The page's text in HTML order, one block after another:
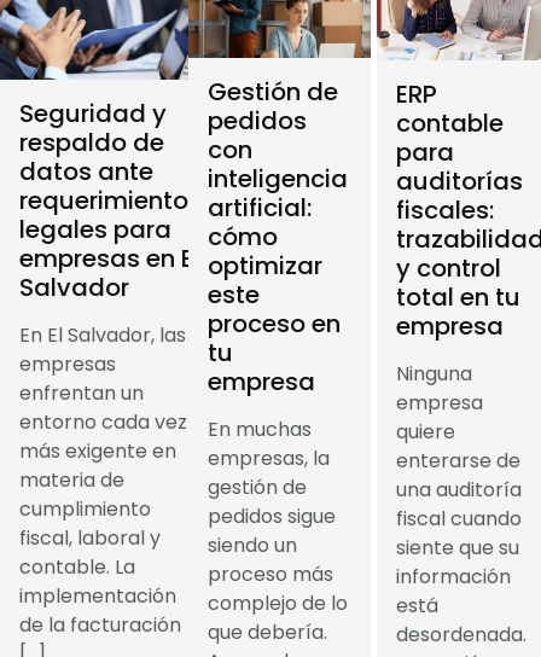
Seguridad y
respaldo de
datos ante
requerimientos
legales para
empresas en El
Salvador
En El Salvador, las
empresas
enfrentan un
entorno cada vez
más exigente en
materia de
cumplimiento
fiscal, laboral y
contable. La
implementación
de la facturación
Gestión de
pedidos
con
inteligencia
artificial:
cómo
optimizar
este
proceso en
tu
empresa
En muchas
empresas, la
gestión de
pedidos sigue
siendo un
proceso más
complejo de lo
que debería.
ERP
contable
para
auditorías
fiscales:
y control
total en tu
empresa
Ninguna
empresa
quiere
enterarse de
una auditoría
fiscal cuando
siente que su
información
está
desordenada.